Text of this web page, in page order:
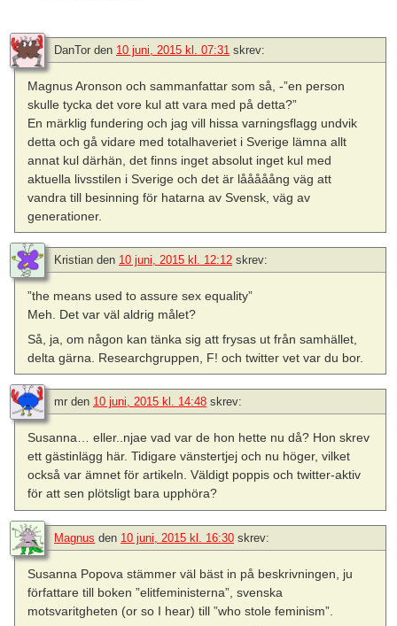
DanTor den 10 juni, 2015 kl. 07:31 skrev:
Magnus Aronson och sammanfattar som så, -”en person
skulle tycka det vore kul att vara med på detta?”
En märklig fundering och jag vill hissa varningsflagg undvik
detta och gå vidare med totalhaveriet i Sverige lämna allt
annat kul därhän, det finns inget absolut inget kul med
aktuella livsstilen i Sverige och det är lååååång väg att
vandra till besinning för hatarna av Svensk, väg av
generationer.
Kristian den 10 juni, 2015 kl. 12:12 skrev:
”the means used to assure sex equality”
Meh. Det var väl aldrig målet?
Så, ja, om någon kan tänka sig att frysas ut från samhället,
delta gärna. Researchgruppen, F! och twitter vet var du bor.
mr den 10 juni, 2015 kl. 14:48 skrev:
Susanna… eller..njae vad var de hon hette nu då? Hon skrev
ett gästinlägg här. Tidigare vänstertjej och nu höger, vilket
också var ämnet för artikeln. Väldigt poppis och twitter-aktiv
för att sen plötsligt bara upphöra?
Magnus den 10 juni, 2015 kl. 16:30 skrev:
Susanna Popova stämmer väl bäst in på beskrivningen, ju
författare till boken ”elitfeministerna”, svenska
motsvaritgheten (or so I hear) till ”who stole feminism”.